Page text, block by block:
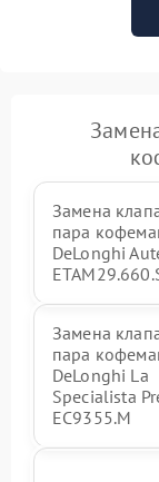
Замена
пара
DeLonghi
Замена
пара
DeLonghi La
Specialista
EC9355.M